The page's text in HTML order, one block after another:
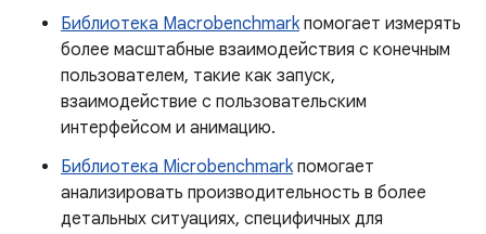
Библиотека Macrobenchmarkпомогает измерять
более масштабные взаимодействия с конечным
пользователем, такие как запуск,
взаимодействие с пользовательским
интерфейсом и анимацию.
Библиотека Microbenchmarkпомогает
анализировать производительность в более
детальных ситуациях, специфичных для